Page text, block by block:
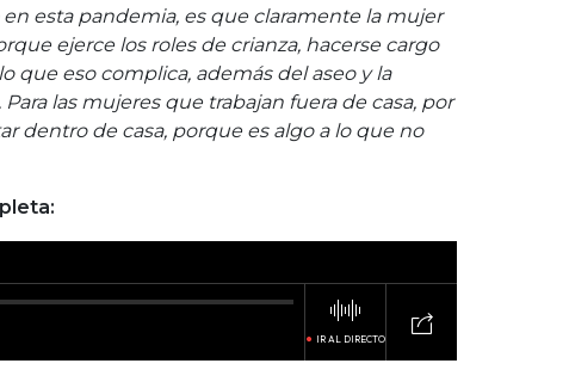
esta pandemia, es que claramente la mujer
ejerce los roles de crianza, hacerse cargo
que eso complica, además del aseo y la
las mujeres que trabajan fuera de casa, por
dentro de casa, porque es algo a lo que no